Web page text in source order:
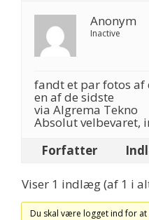
Anonym
Inactive
fandt et par fotos af
en af de sidste
via Algrema Tekno
Absolut velbevaret,
Forfatter
Viser 1 indlæg (af 1 i
Du skal være logget ind for